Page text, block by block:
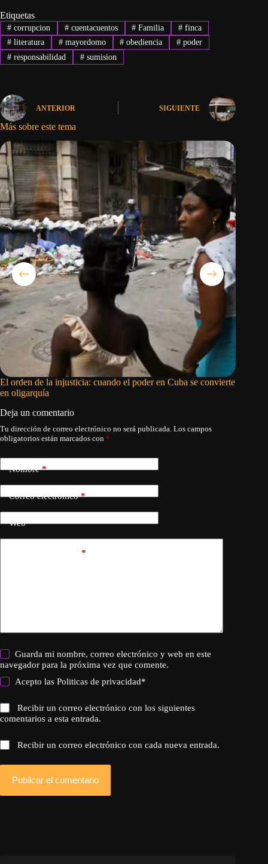
Etiquetas
#corrupcion #cuentacuentos # Familia # finca
#literatura #mayordomo # obediencia # poder
#responsabilidad #sumision
ANTERIOR SIGUIENTE
Más sobre este tema
El orden de la injusticia: cuando el poder en Cuba se convierte
en oligarquía
Deja un comentario
Tu dirección de correo electrónico no será publicada. Los campos
obligatorios están marcados con *
Nombre*
Correo electrónico*
Web
*
Guarda mi nombre, correo electrónico y web en este
navegador para la próxima vez que comente.
Acepto lasPoliticas de privacidad*
Recibir un correo electrónico con los siguientes
comentarios a esta entrada.
Recibir un correo electrónico con cada nueva entrada.
Publicar el comentario